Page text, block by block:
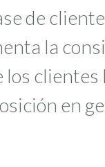
de
la
los
en